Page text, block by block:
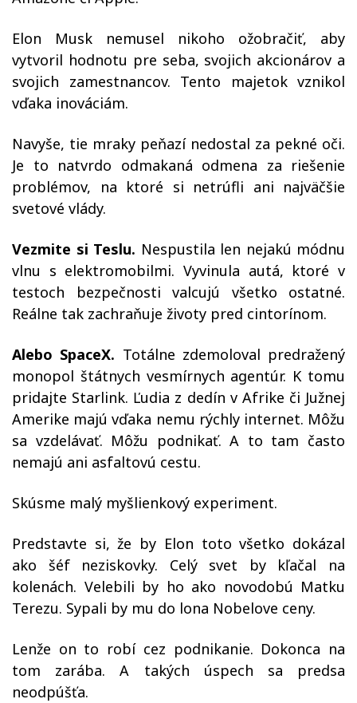
Elon Musk nemusel nikoho ožobračiť, aby
vytvoril hodnotu pre seba, svojich akcionárov a
svojich zamestnancov. Tento majetok vznikol
vďaka inováciám.
Navyše, tie mraky peňazí nedostal za pekné oči.
Je to natvrdo odmakaná odmena za riešenie
problémov, na ktoré si netrúfli ani najväčšie
svetové vlády.
Vezmite si Teslu. Nespustila len nejakú módnu
vlnu s elektromobilmi. Vyvinula autá, ktoré v
testoch bezpečnosti valcujú všetko ostatné.
Reálne tak zachraňuje životy pred cintorínom.
Alebo SpaceX. Totálne zdemoloval predražený
monopol štátnych vesmírnych agentúr. K tomu
pridajte Starlink. Ľudia z dedín v Afrike či Južnej
Amerike majú vďaka nemu rýchly internet. Môžu
sa vzdelávať. Môžu podnikať. A to tam často
nemajú ani asfaltovú cestu.
Skúsme malý myšlienkový experiment.
Predstavte si, že by Elon toto všetko dokázal
ako šéf neziskovky. Celý svet by kľačal na
kolenách. Velebili by ho ako novodobú Matku
Terezu. Sypali by mu do lona Nobelove ceny.
Lenže on to robí cez podnikanie. Dokonca na
tom zarába. A takých úspech sa predsa
neodpúšťa.